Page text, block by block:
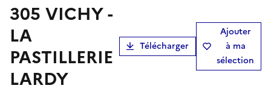
305 VICHY -
LA
PASTILLERIE
LARDY
Télécharger
Ajouter
à ma
sélection